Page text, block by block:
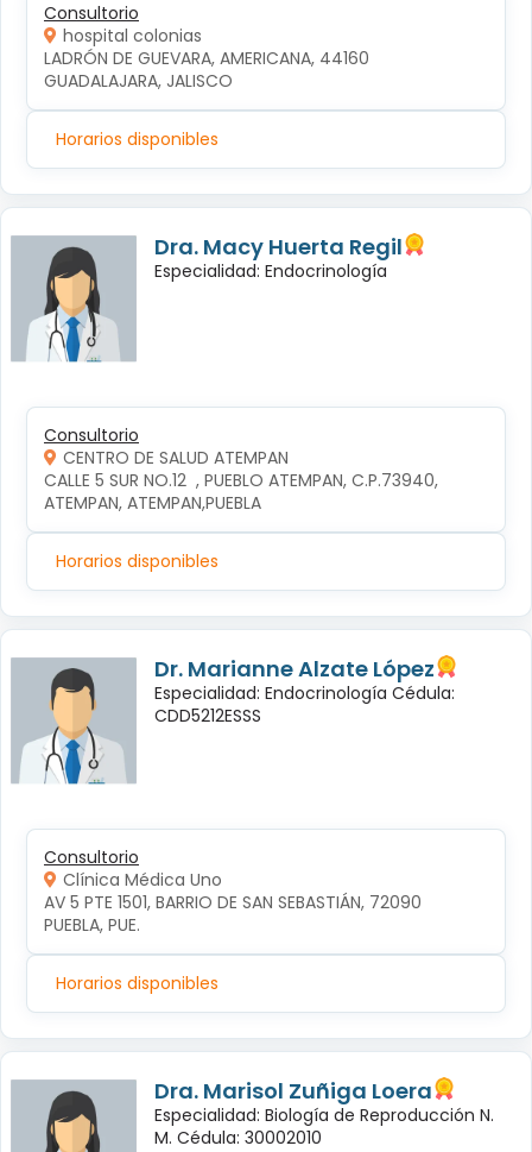
Consultorio
hospital colonias
LADRÓN DE GUEVARA, AMERICANA, 44160
GUADALAJARA, JALISCO
Horarios disponibles
Dra. Macy Huerta Regil
Especialidad: Endocrinología
Consultorio
CENTRO DE SALUD ATEMPAN
CALLE 5 SUR NO.12  , PUEBLO ATEMPAN, C.P.73940,
ATEMPAN, ATEMPAN,PUEBLA
Horarios disponibles
Dr. Marianne Alzate López
Especialidad: Endocrinología Cédula:
CDD5212ESSS
Consultorio
Clínica Médica Uno
AV 5 PTE 1501, BARRIO DE SAN SEBASTIÁN, 72090
PUEBLA, PUE.
Horarios disponibles
Dra. Marisol Zuñiga Loera
Especialidad: Biología de Reproducción N.
M. Cédula: 30002010